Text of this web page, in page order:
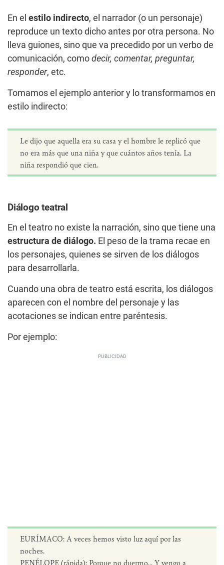
En el estilo indirecto, el narrador (o un personaje)
reproduce un texto dicho antes por otra persona. No
lleva guiones, sino que va precedido por un verbo de
comunicación, como decir, comentar, preguntar,
responder, etc.
Tomamos el ejemplo anterior y lo transformamos en
estilo indirecto:
Le dijo que aquella era su casa y el hombre le replicó que
no era más que una niña y que cuántos años tenía. La
niña respondió que cien.
Diálogo teatral
En el teatro no existe la narración, sino que tiene una
estructura de diálogo. El peso de la trama recae en
los personajes, quienes se sirven de los diálogos
para desarrollarla.
Cuando una obra de teatro está escrita, los diálogos
aparecen con el nombre del personaje y las
acotaciones se indican entre paréntesis.
Por ejemplo:
EURÍMACO: A veces hemos visto luz aquí por las
noches.
PENÉLOPE (rápida): Porque no duermo... Y vengo a